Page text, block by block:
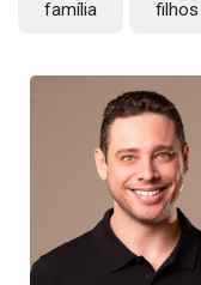
família filhos